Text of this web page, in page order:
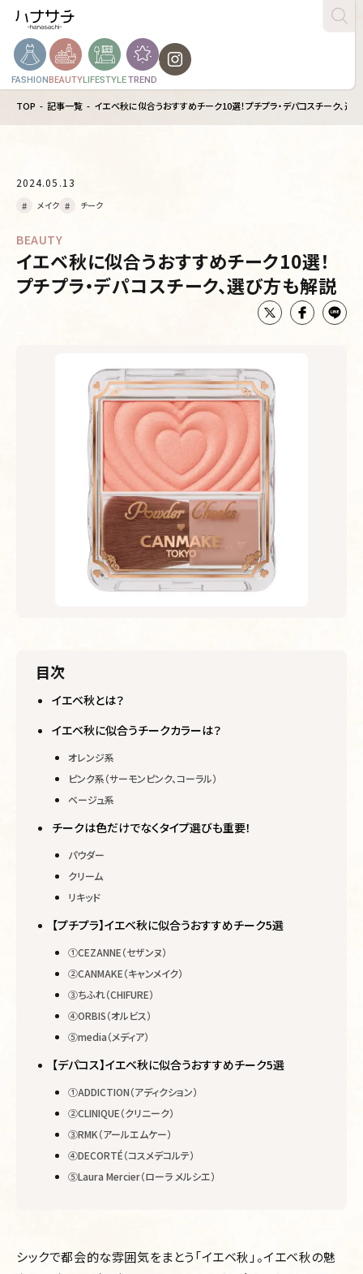
FASHIONBEAUTYLIFESTYLETREND
TOP 記事一覧 イエベ秋に似合うおすすめチーク10選！プチプラ・デパコスチーク、選
2024.05.13
メイク チーク
BEAUTY
イエベ秋に似合うおすすめチーク10選！
プチプラ・デパコスチーク、選び方も解説
目次
イエベ秋とは？
イエベ秋に似合うチークカラーは？
オレンジ系
ピンク系（サーモンピンク、コーラル）
ベージュ系
チークは色だけでなくタイプ選びも重要！
パウダー
クリーム
リキッド
【プチプラ】イエベ秋に似合うおすすめチーク5選
①CEZANNE（セザンヌ）
②CANMAKE（キャンメイク）
③ちふれ（CHIFURE）
④ORBIS（オルビス）
⑤media（メディア）
【デパコス】イエベ秋に似合うおすすめチーク5選
①ADDICTION（アディクション）
②CLINIQUE（クリニーク）
③RMK（アールエムケー）
④DECORTÉ（コスメデコルテ）
⑤Laura Mercier（ローラ メルシエ）
シックで都会的な雰囲気をまとう「イエベ秋」。イエベ秋の魅